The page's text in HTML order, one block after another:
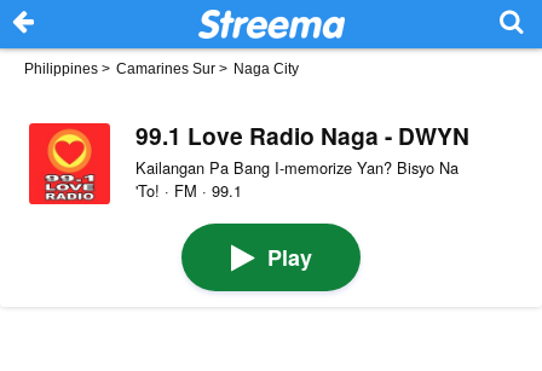
Philippines > Camarines Sur > Naga City
99.1 Love Radio Naga - DWYN
Kailangan Pa Bang I-memorize Yan? Bisyo Na
'To! · FM · 99.1
Play